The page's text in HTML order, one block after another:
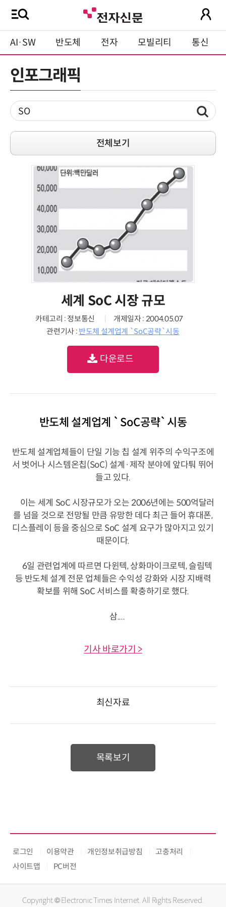
AI·SW 반도체 전자 모빌리티 통신
인포그래픽
전체보기
세계 SoC 시장 규모
카테고리 : 정보통신
개제일자 : 2004.05.07
관련기사 : 반도체 설계업계 `SoC공략`시동
다운로드
반도체 설계업계 `SoC공략`시동
반도체 설계업체들이 단일 기능 칩 설계 위주의 수익구조에
서 벗어나 시스템온칩(SoC) 설계·제작 분야에 앞다퉈 뛰어
들고 있다.
이는 세계 SoC 시장규모가 오는 2006년에는 500억달러
를 넘을 것으로 전망될 만큼 유망한 데다 최근 들어 휴대폰,
디스플레이 등을 중심으로 SoC 설계 요구가 많아지고 있기
때문이다.
6일 관련업계에 따르면 다윈텍, 상화마이크로텍, 슬림텍
등 반도체 설계 전문 업체들은 수익성 강화와 시장 지배력
확보를 위해 SoC 서비스를 확충하기로 했다.
삼....
기사 바로가기 >
최신자료
목록보기
로그인 이용약관 개인정보취급방침
고충처리
사이트맵
PC버전
Copyright © Electronic Times Internet. All Rights Reserved.